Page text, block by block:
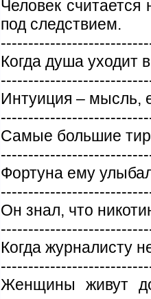
Человек
под следствием.
Когда душа уходит
Интуиция – мысль,
Самые большие
Фортуна ему
Он знал, что
Когда журналисту
Женщины живут